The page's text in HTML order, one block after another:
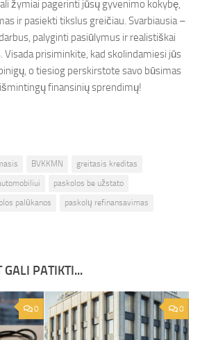
žymiai pagerinti jūsų gyvenimo kokybę,
ir pasiekti tikslus greičiau. Svarbiausia –
palyginti pasiūlymus ir realistiškai
Visada prisiminkite, kad skolindamiesi jūs
o tiesiog perskirstote savo būsimas
finansinių sprendimų!
BVKKMN
greitasis kreditas
paskolos be užstato
palūkanos
paskolų refinansavimas
GALI PATIKTI...
0 0